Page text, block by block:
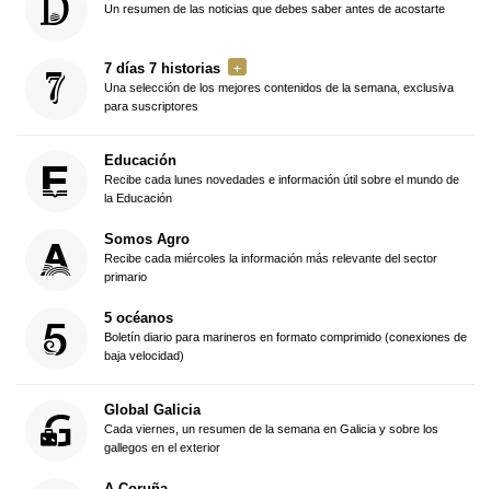
Un resumen de las noticias que debes saber antes de acostarte
7 días 7 historias
Una selección de los mejores contenidos de la semana, exclusiva
para suscriptores
Educación
Recibe cada lunes novedades e información útil sobre el mundo de
la Educación
Somos Agro
Recibe cada miércoles la información más relevante del sector
primario
5 océanos
Boletín diario para marineros en formato comprimido (conexiones de
baja velocidad)
Global Galicia
Cada viernes, un resumen de la semana en Galicia y sobre los
gallegos en el exterior